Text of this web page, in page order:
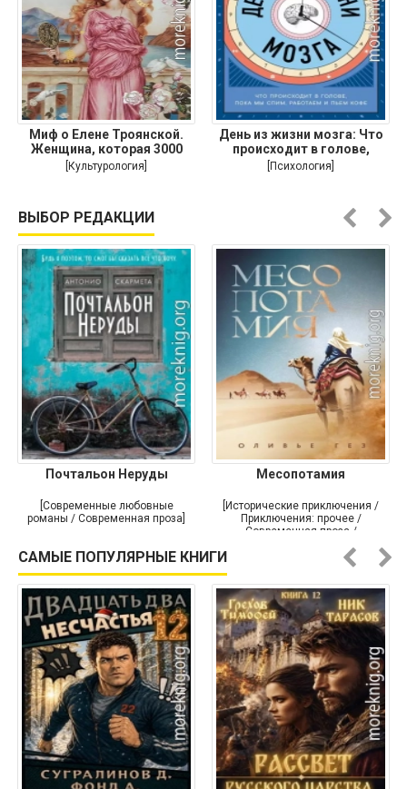
Миф о Елене Троянской.
Женщина, которая 3000
лет
[Культурология]
День из жизни мозга: Что
происходит в голове,
[Психология]
ВЫБОР РЕДАКЦИИ
Почтальон Неруды
[Современные любовные
романы / Современная проза]
Месопотамия
[Исторические приключения /
Приключения: прочее /
Современная проза /
САМЫЕ ПОПУЛЯРНЫЕ КНИГИ